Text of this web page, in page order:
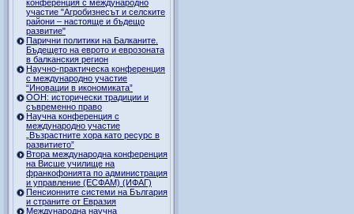
конференция с международно
участие "Агробизнесът и селските
райони – настояще и бъдещо
развитие"
Парични политики на Балканите.
Бъдещето на еврото и еврозоната
в балканския регион
Научно-практическа конференция
с международно участие
“Иновации в икономиката”
ООН: исторически традиции и
съвременно право
Научна конференция с
международно участие
„Възрастните хора като ресурс в
развитието”
Втора международна конференция
на Висше училище на
франкофонията по администрация
и управление (ЕСФАМ) (ИФАГ)
Пенсионните системи на България
и страните от Евразия
Международна научна